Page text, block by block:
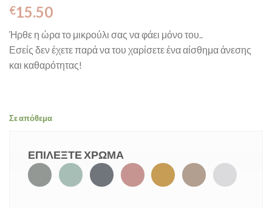
€15.50
Ήρθε η ώρα το μικρούλι σας να φάει μόνο του..
Εσείς δεν έχετε παρά να του χαρίσετε ένα αίσθημα άνεσης
και καθαρότητας!
Σε απόθεμα
ΕΠΙΛΕΞΤΕ ΧΡΩΜΑ